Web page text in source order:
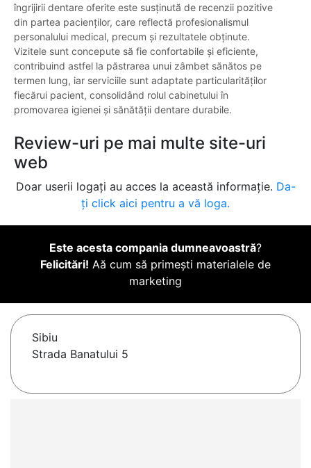
îngrijirii dentare oferite este susținută de recenzii pozitive
din partea pacienților, care reflectă profesionalismul
personalului medical, precum și rezultatele obținute.
Vizitele sunt concepute să fie confortabile și eficiente,
contribuind astfel la păstrarea unui zâmbet sănătos pe
termen lung, iar serviciile sunt adaptate particularităților
fiecărui pacient, consolidând rolul cabinetului în
promovarea igienei și sănătății dentare durabile.
Review-uri pe mai multe site-uri
web
Doar userii logați au acces la această informație. Da-
ți click aici pentru a vă loga.
Este acesta compania dumneavoastră?
Felicitări! Aă cum să primești materialele de
marketing
Sibiu
Strada Banatului 5